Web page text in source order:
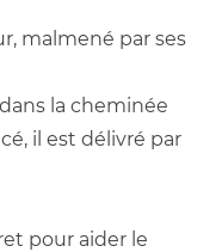
malmené par ses
la cheminée
il est délivré par
pour aider le